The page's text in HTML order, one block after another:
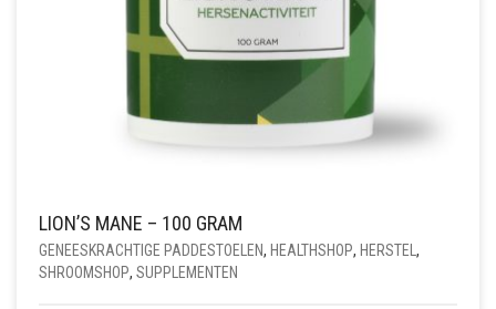
LION’S MANE – 100 GRAM
GENEESKRACHTIGE PADDESTOELEN, HEALTHSHOP, HERSTEL ,
SHROOMSHOP, SUPPLEMENTEN